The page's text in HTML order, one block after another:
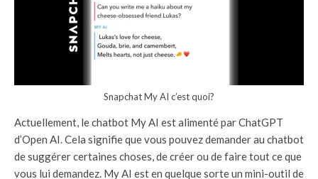
Snapchat My AI c’est quoi?
Actuellement, le chatbot My AI est alimenté par ChatGPT
d’Open AI. Cela signifie que vous pouvez demander au chatbot
de suggérer certaines choses, de créer ou de faire tout ce que
vous lui demandez. My AI est en quelque sorte un mini-outil de